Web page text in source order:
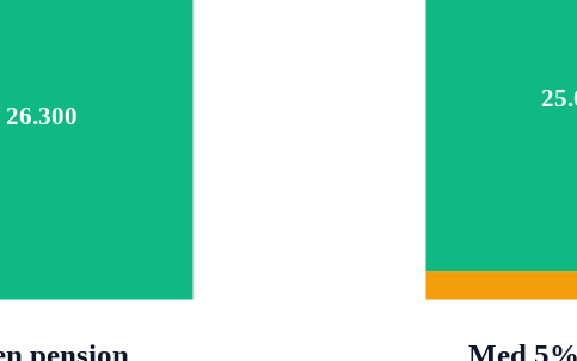
26.300
pension Med